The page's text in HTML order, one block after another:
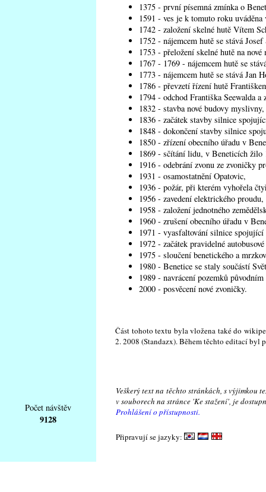
1375 - první písemná zmínka o
1591 - ves je k tomuto roku
1742 - založení skelné hutě Vítem
1752 - nájemcem hutě se stává
1753 - přeložení skelné hutě na nové
1767 - 1769 - nájemcem hutě se
1773 - nájemcem hutě se stává Jan
1786 - převzetí řízení hutě
1794 - odchod Františka Seewalda a
1832 - stavba nové budovy myslivny,
1836 - začátek stavby silnice
1848 - dokončení stavby silnice
1850 - zřízení obecního úřadu v
1869 - sčítání lidu, v Beneticích žilo
1916 - odebrání zvonu ze zvoničky
1931 - osamostatnění Opatovic,
1936 - požár, při kterém vyhořela
1956 - zavedení elektrického proudu,
1958 - založení jednotného
1960 - zrušení obecního úřadu v
1971 - vyasfaltování silnice spojující
1972 - začátek pravidelné
1975 - sloučení benetického a
1980 - Benetice se staly součástí
1989 - navrácení pozemků
2000 - posvěcení nové zvoničky.
Část tohoto textu byla vložena také do
2. 2008 (Standazx). Během těchto editací byl
Počet návštěv
9128
Veškerý text na těchto stránkách, s výjimkou
v souborech na stránce 'Ke stažení', je
Prohlášení o přístupnosti.
Připravují se jazyky: